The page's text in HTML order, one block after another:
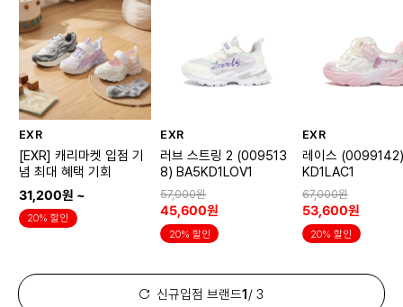
EXR
[EXR] 캐리마켓 입점 기
념 최대 혜택 기회
31,200원 ~
20% 할인
EXR
러브 스트링 2 (009513
8) BA5KD1LOV1
57,000원
45,600원
20% 할인
EXR
레이스
KD1LAC1
67,000원
53,600원
20% 할인
신규입점 브랜드1/ 3